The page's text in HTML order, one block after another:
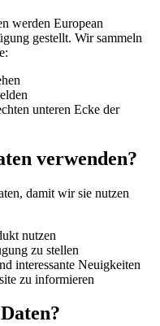
werden European
gestellt. Wir sammeln
unteren Ecke der
verwenden?
damit wir sie nutzen
nutzen
zu stellen
interessante Neuigkeiten
zu informieren